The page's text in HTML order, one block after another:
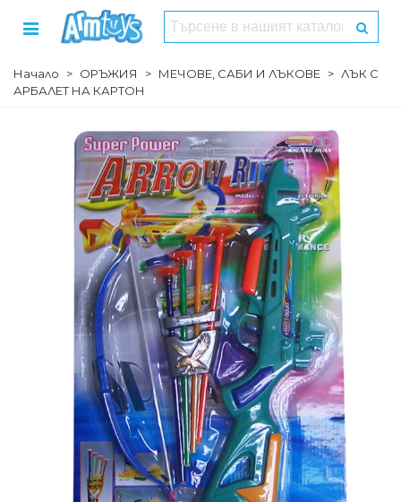
Начало > ОРЪЖИЯ > МЕЧОВЕ, САБИ И ЛЪКОВЕ > ЛЪК С
АРБАЛЕТ НА КАРТОН